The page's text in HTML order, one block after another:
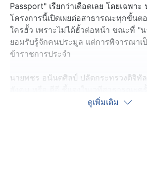
Passport" เรียกว่าเดือดเลย โดยเฉพา
โครงการนี้เปิดเผยต่อสาธารณะทุกขั้น
ใครฮั้ว เพราะไม่ได้ฮั้วต่อหน้า ขณะที่ "
ยอมรับรู้จักคนประมูล แต่การพิจารณาเ
ข้าราชการประจำ
นายพชร อนันตศิลป์ ปลัดกระทรวงดิจิทัล
ว่า การจัดซื้อจัดจ้าง หรือ TOR และการ
ดูเพิ่มเติม